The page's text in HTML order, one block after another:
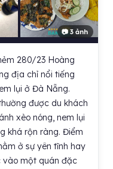
📷 3 ảnh
280/23 Hoàng
địa chỉ nổi tiếng
lụi ở Đà Nẵng.
được du khách
xèo nóng, nem lụi
khá rộn ràng. Điểm
ở sự yên tĩnh hay
vào một quán đặc